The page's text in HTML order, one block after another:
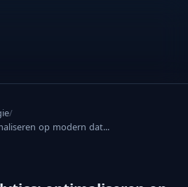
/
op modern dat...